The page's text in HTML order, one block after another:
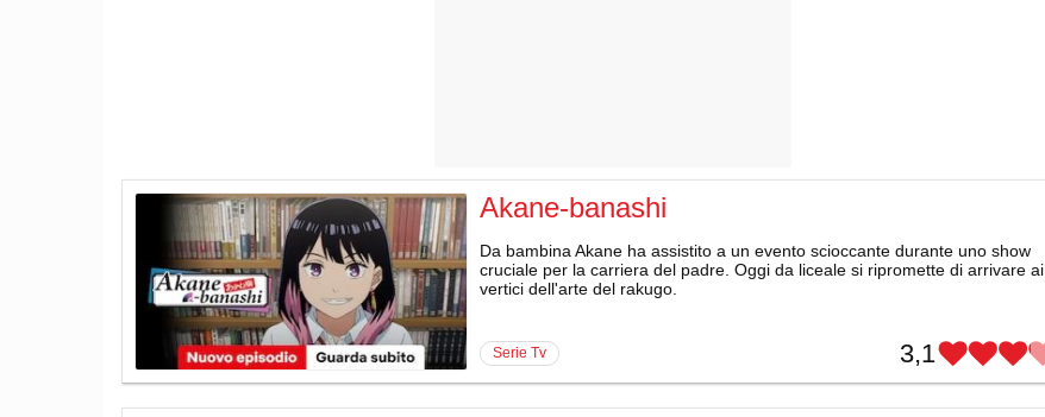
Akane-banashi
Da bambina Akane ha assistito a un evento scioccante durante uno show
cruciale per la carriera del padre. Oggi da liceale si ripromette di arrivare ai
vertici dell'arte del rakugo.
serie Tv 3,1